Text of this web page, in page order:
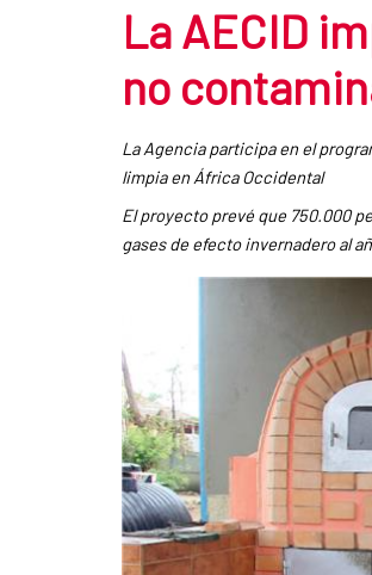
La AECID
no
La Agencia participa en el
limpia en África Occidental
El proyecto prevé que 750.000
gases de efecto invernadero al